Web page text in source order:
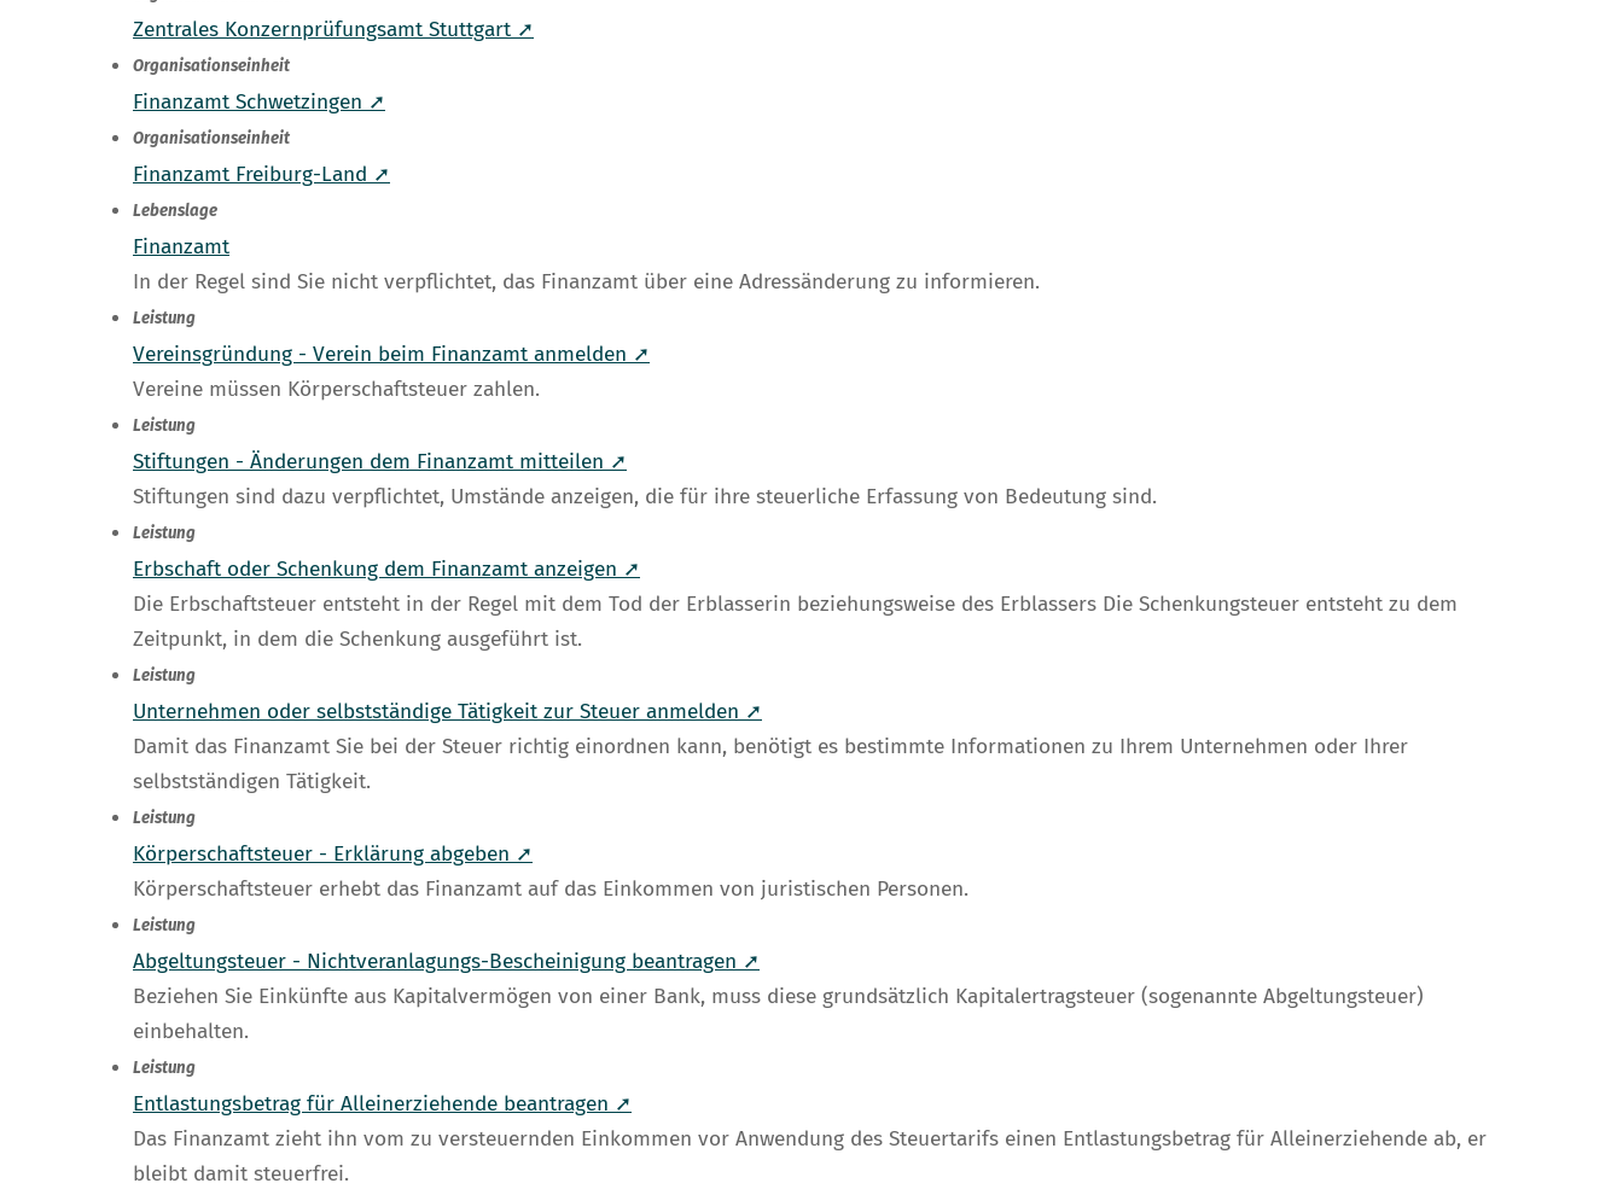
Zentrales Konzernprüfungsamt Stuttgart ➚
Organisationseinheit
Finanzamt Schwetzingen ➚
Organisationseinheit
Finanzamt Freiburg-Land ➚
Lebenslage
Finanzamt
In der Regel sind Sie nicht verpflichtet, das Finanzamt über eine Adressänderung zu informieren.
Leistung
Vereinsgründung - Verein beim Finanzamt anmelden ➚
Vereine müssen Körperschaftsteuer zahlen.
Leistung
Stiftungen - Änderungen dem Finanzamt mitteilen ➚
Stiftungen sind dazu verpflichtet, Umstände anzeigen, die für ihre steuerliche Erfassung von Bedeutung sind.
Leistung
Erbschaft oder Schenkung dem Finanzamt anzeigen ➚
Die Erbschaftsteuer entsteht in der Regel mit dem Tod der Erblasserin beziehungsweise des Erblassers Die Schenkungsteuer entsteht zu dem
Zeitpunkt, in dem die Schenkung ausgeführt ist.
Leistung
Unternehmen oder selbstständige Tätigkeit zur Steuer anmelden ➚
Damit das Finanzamt Sie bei der Steuer richtig einordnen kann, benötigt es bestimmte Informationen zu Ihrem Unternehmen oder Ihrer
selbstständigen Tätigkeit.
Leistung
Körperschaftsteuer - Erklärung abgeben ➚
Körperschaftsteuer erhebt das Finanzamt auf das Einkommen von juristischen Personen.
Leistung
Abgeltungsteuer - Nichtveranlagungs-Bescheinigung beantragen ➚
Beziehen Sie Einkünfte aus Kapitalvermögen von einer Bank, muss diese grundsätzlich Kapitalertragsteuer (sogenannte Abgeltungsteuer)
einbehalten.
Leistung
Entlastungsbetrag für Alleinerziehende beantragen ➚
Das Finanzamt zieht ihn vom zu versteuernden Einkommen vor Anwendung des Steuertarifs einen Entlastungsbetrag für Alleinerziehende ab, er
bleibt damit steuerfrei.